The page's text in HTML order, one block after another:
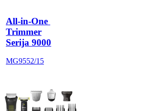
All-in-One
Trimmer
Serija 9000
MG9552/15